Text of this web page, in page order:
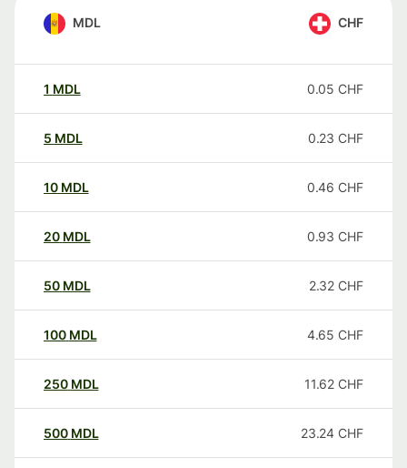
MDL CHF
1 MDL 0.05 CHF
5 MDL 0.23 CHF
10 MDL 0.46 CHF
20 MDL 0.93 CHF
50 MDL 2.32 CHF
100 MDL 4.65 CHF
250 MDL 11.62 CHF
500 MDL 23.24 CHF